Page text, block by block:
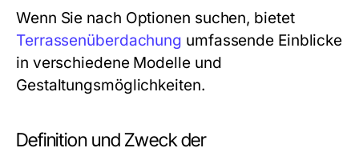
Wenn Sie nach Optionen suchen, bietet
Terrassenüberdachung umfassende Einblicke
in verschiedene Modelle und
Gestaltungsmöglichkeiten.
Definition und Zweck der